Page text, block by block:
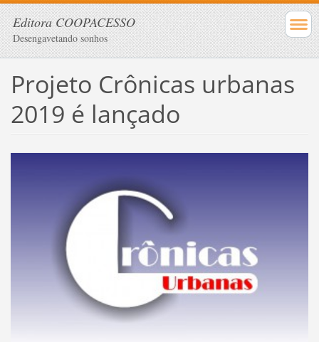
Editora COOPACESSO
Desengavetando sonhos
Projeto Crônicas urbanas
2019 é lançado